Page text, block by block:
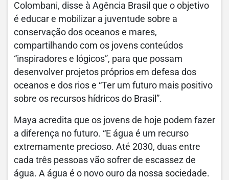
Colombani, disse à Agência Brasil que o objetivo
é educar e mobilizar a juventude sobre a
conservação dos oceanos e mares,
compartilhando com os jovens conteúdos
“inspiradores e lógicos”, para que possam
desenvolver projetos próprios em defesa dos
oceanos e dos rios e “Ter um futuro mais positivo
sobre os recursos hídricos do Brasil”.
Maya acredita que os jovens de hoje podem fazer
a diferença no futuro. “E água é um recurso
extremamente precioso. Até 2030, duas entre
cada três pessoas vão sofrer de escassez de
água. A água é o novo ouro da nossa sociedade.